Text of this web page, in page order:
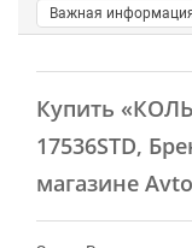
Важная
Купить
17536STD,
магазине